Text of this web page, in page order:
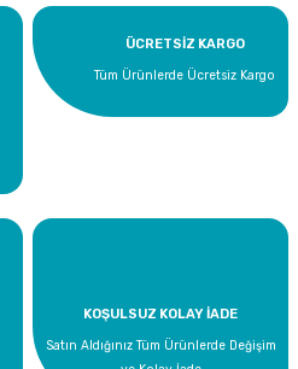
Yorum Yaz
ÜCRETSİZ KARGO
Tüm Ürünlerde Ücretsiz Kargo
KOŞULSUZ KOLAY İADE
Satın Aldığınız Tüm Ürünlerde Değişim